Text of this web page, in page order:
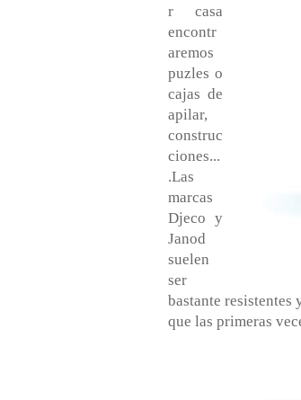
r casa
encontr
aremos
puzles o
cajas de
apilar,
construc
ciones...
.Las
marcas
Djeco y
Janod
suelen
ser
bastante resistentes
que las primeras